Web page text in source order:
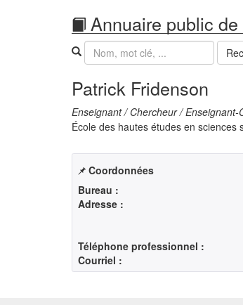
Annuaire public
Recherche
Patrick Fridenson
Enseignant / Chercheur / Enseignant-
École des hautes études en sciences
Coordonnées
Bureau :
Adresse :
Téléphone professionnel :
Courriel :